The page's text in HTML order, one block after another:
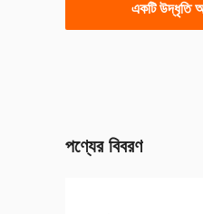
একটি উদ্ধৃতি
পণ্যের বিবরণ